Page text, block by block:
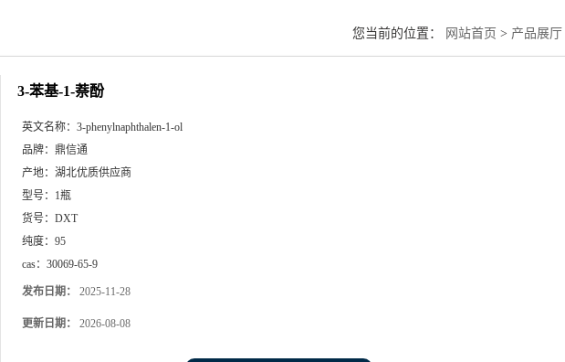
您当前的位置： 网站首页 > 产品展厅
3-苯基-1-萘酚
英文名称： 3-phenylnaphthalen-1-ol
品牌： 鼎信通
产地： 湖北优质供应商
型号： 1瓶
货号： DXT
纯度： 95
cas： 30069-65-9
发布日期： 2025-11-28
更新日期： 2026-08-08